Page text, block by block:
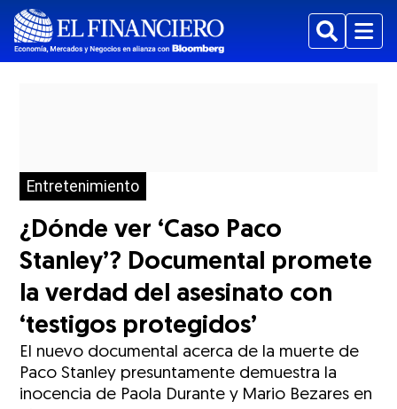
BuscarMenu
Entretenimiento
¿Dónde ver ‘Caso Paco
Stanley’? Documental promete
la verdad del asesinato con
‘testigos protegidos’
El nuevo documental acerca de la muerte de
Paco Stanley presuntamente demuestra la
inocencia de Paola Durante y Mario Bezares en